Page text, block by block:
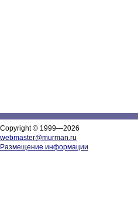
Copyright © 1999—2026
webmaster@murman.ru
Размещение информации